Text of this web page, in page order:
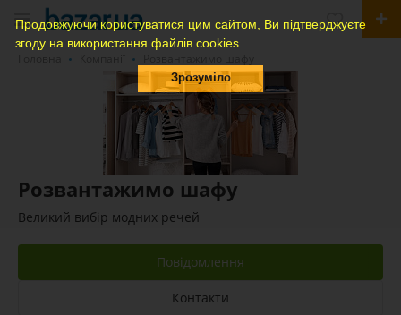
Продовжуючи користуватися цим сайтом, Ви підтверджуєте
згоду на використання файлів cookies
Зрозуміло
Розвантажимо шафу
Великий вибір модних речей
Повідомлення
Контакти